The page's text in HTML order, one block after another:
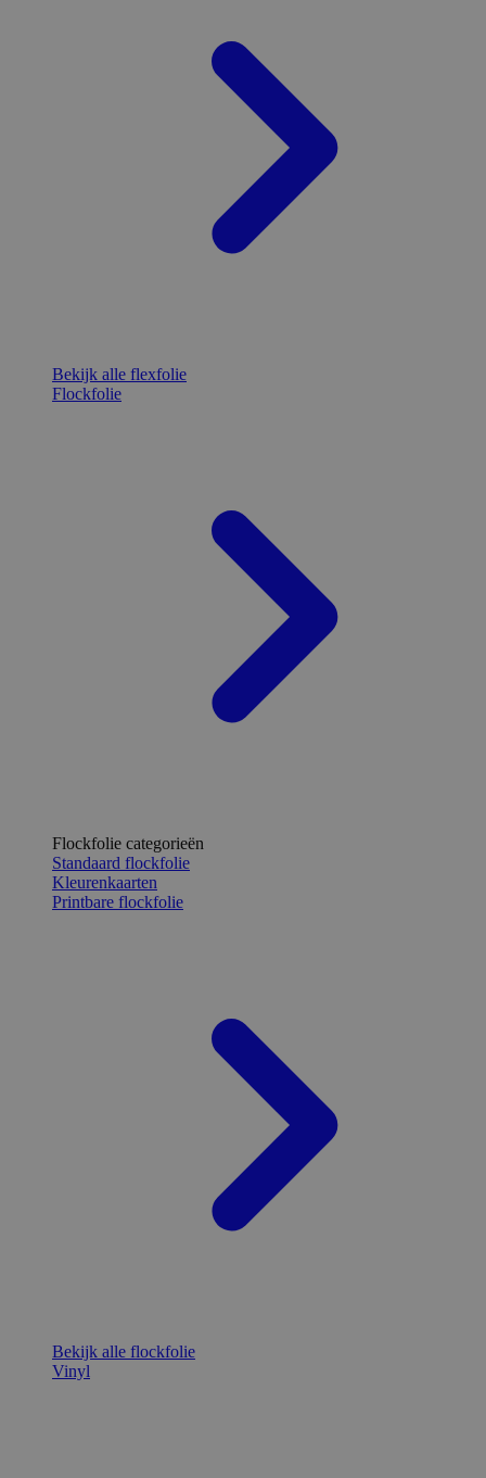
Bekijk alle flexfolie
Flockfolie
Flockfolie categorieën
Standaard flockfolie
Kleurenkaarten
Printbare flockfolie
Bekijk alle flockfolie
Vinyl